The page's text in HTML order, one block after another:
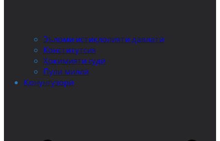
Эъломи истиқлолияти давлатӣ
Конститутсия
Ҳокимияти судӣ
Пули миллӣ
Қонунгузорӣ